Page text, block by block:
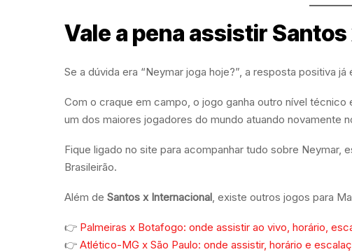
Vale a pena assistir
Se a dúvida era “Neymar joga hoje?”, a resposta positiva
Com o craque em campo, o jogo ganha outro nível
um dos maiores jogadores do mundo atuando novamente
Fique ligado no site para acompanhar tudo sobre Neymar,
Brasileirão.
Além de Santos x Internacional, existe outros jogos para
👉 Palmeiras x Botafogo: onde assistir ao vivo, horário,
👉 Atlético-MG x São Paulo: onde assistir, horário e